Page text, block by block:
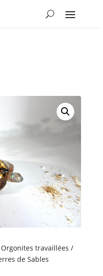
Orgonites travaillées /
de Sables